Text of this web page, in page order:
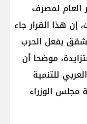
العام لمصرف
إن هذا القرار جاء
بفعل الحرب
موضحا أن
للتنمية
مجلس الوزراء